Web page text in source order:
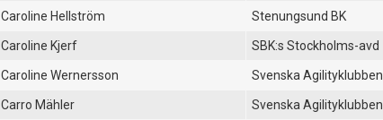
Caroline Hellström Stenungsund BK
Caroline Kjerf SBK:s Stockholms-avd
Caroline Wernersson Svenska Agilityklubben
Carro Mähler Svenska Agilityklubben